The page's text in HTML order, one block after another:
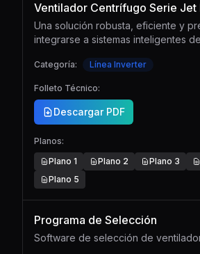
Ventilador Centrífugo Serie Jet
Una solución robusta, eficiente y
integrarse a sistemas inteligentes
Categoría: Línea Inverter
Folleto Técnico:
Descargar PDF
Planos:
Plano 1 Plano 2 Plano 3
Plano 5
Programa de Selección
Software de selección de